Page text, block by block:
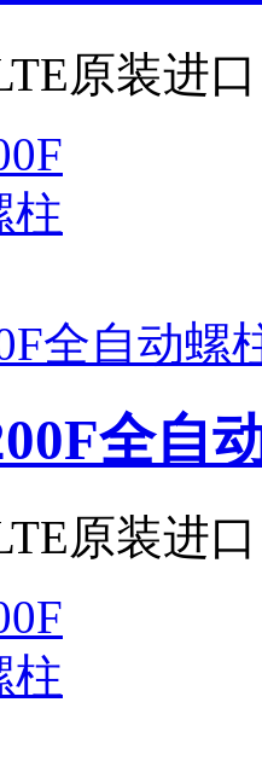
原装进
全自动螺
全自
原装进